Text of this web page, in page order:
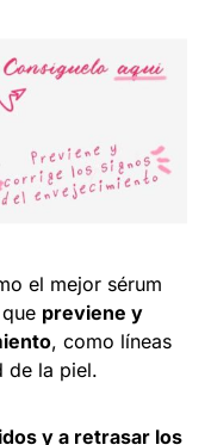
el mejor sérum
previene y
, como líneas
de la piel.
y a retrasar los